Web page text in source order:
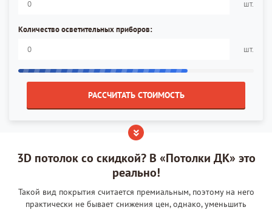
шт.
Количество осветительных приборов:
шт.
РАССЧИТАТЬ СТОИМОСТЬ
3D потолок со скидкой? В «Потолки ДК» это
реально!
Такой вид покрытия считается премиальным, поэтому на него
практически не бывает снижения цен, однако, уменьшить